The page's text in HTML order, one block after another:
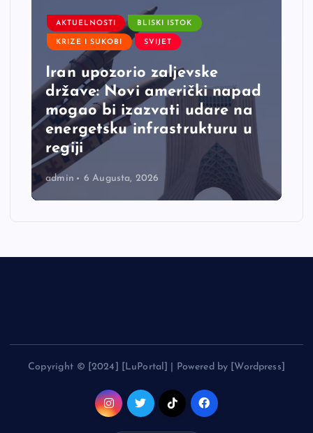
AKTUELNOSTI BLISKI ISTOK
KRIZE I SUKOBI SVIJET
Iran upozorio zaljevske
države: Novi američki napad
mogao bi izazvati udare na
energetsku infrastrukturu u
regiji
admin 6 Augusta, 2026
Copyright © [2024] [LuPortal] | Powered by [Wordpress]